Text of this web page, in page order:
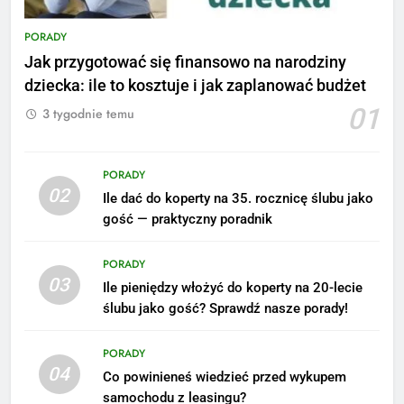
PORADY
Jak przygotować się finansowo na narodziny
dziecka: ile to kosztuje i jak zaplanować budżet
01
3 tygodnie temu
02
PORADY
Ile dać do koperty na 35. rocznicę ślubu jako
gość — praktyczny poradnik
03
PORADY
Ile pieniędzy włożyć do koperty na 20-lecie
ślubu jako gość? Sprawdź nasze porady!
04
PORADY
Co powinieneś wiedzieć przed wykupem
samochodu z leasingu?
5
Ile zarabia podolog: poznajmy
zainspirują
ZAROBKI